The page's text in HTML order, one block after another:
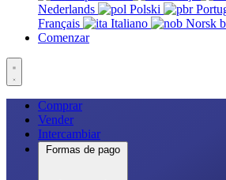
Nederlands
Polski
Français
Italiano
Norsk
Comenzar
Comprar
Vender
Intercambiar
Formas de pago